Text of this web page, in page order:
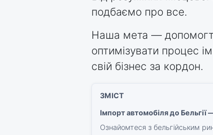
подбаємо про все.
Наша мета —
оптимізувати процес
свій бізнес за кордон.
Імпорт автомобіля до
Ознайомтеся з бельгійським